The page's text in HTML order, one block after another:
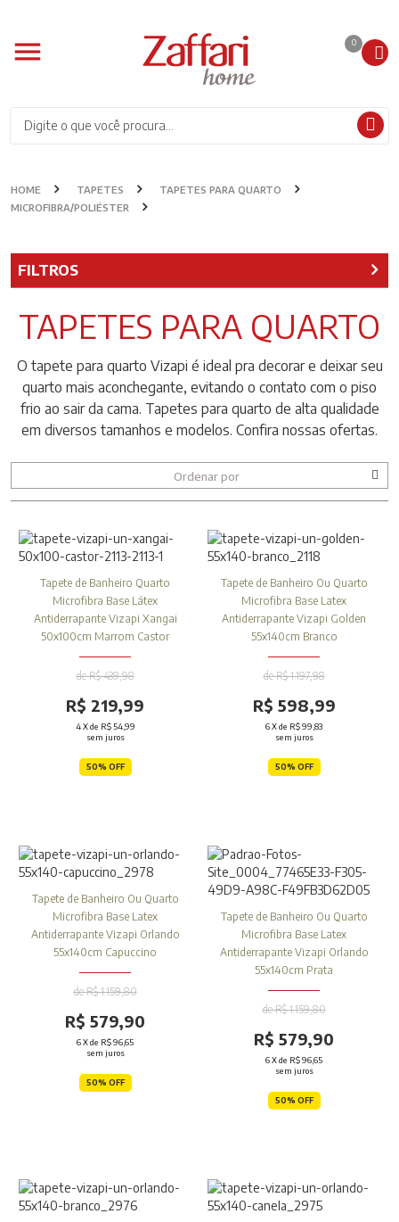
0
HOME TAPETES
TAPETES PARA QUARTO
MICROFIBRA/POLIÉSTER
FILTROS
TAPETES PARA QUARTO
O tapete para quarto Vizapi é ideal pra decorar e deixar seu
quarto mais aconchegante, evitando o contato com o piso
frio ao sair da cama. Tapetes para quarto de alta qualidade
em diversos tamanhos e modelos. Confira nossas ofertas.
Ordenar por
Tapete de Banheiro Quarto
Microfibra Base Látex
Antiderrapante Vizapi Xangai
50x100cm Marrom Castor
de R$ 439,98
R$ 219,99
4X de R$ 54,99
sem juros
50% OFF
Tapete de Banheiro Ou Quarto
Microfibra Base Latex
Antiderrapante Vizapi Golden
55x140cm Branco
de R$ 1.197,98
R$ 598,99
6X de R$ 99,83
sem juros
50% OFF
Tapete de Banheiro Ou Quarto
Microfibra Base Latex
Antiderrapante Vizapi Orlando
55x140cm Capuccino
de R$ 1.159,80
R$ 579,90
6X de R$ 96,65
sem juros
50% OFF
Tapete de Banheiro Ou Quarto
Microfibra Base Latex
Antiderrapante Vizapi Orlando
55x140cm Prata
de R$ 1.159,80
R$ 579,90
6X de R$ 96,65
sem juros
50% OFF